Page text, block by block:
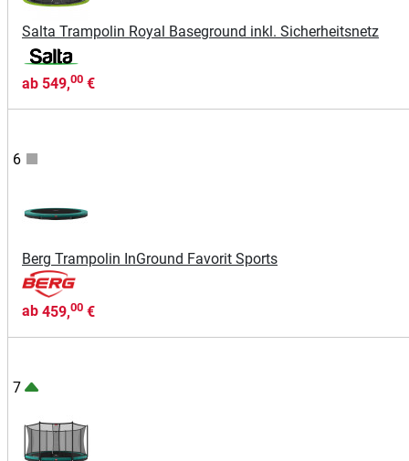
Salta Trampolin Royal Baseground inkl. Sicherheitsnetz
ab 549,00 €
6
Berg Trampolin InGround Favorit Sports
ab 459,00 €
7